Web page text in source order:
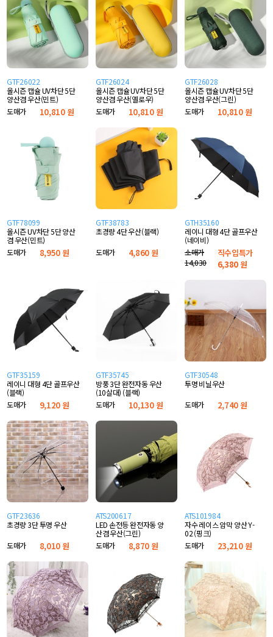
GTF26022
올시즌 캡슐 UV차단 5단
양산겸 우산(민트)
도매가
10,810 원
GTF26024
올시즌 캡슐 UV차단 5단
양산겸 우산(옐로우)
도매가
10,810 원
GTF26028
올시즌 캡슐 UV차단 5단
양산겸 우산(그린)
도매가
10,810 원
GTF78099
올시즌 UV차단 5단 양산
겸 우산(민트)
도매가
8,950 원
GTF38783
초경량 4단 우산(블랙)
도매가
4,860 원
GTH35160
레이니 대형 4단 골프우산
(네이비)
소매가
14,030
직수입특가
6,380원
GTF35159
레이니 대형 4단 골프우산
(블랙)
도매가
9,120 원
GTF35745
방풍 3단 완전자동 우산
(10살대) (블랙)
도매가
10,130 원
GTF30548
투명 비닐우산
도매가
2,740 원
GTF23636
초경량 3단 투명 우산
도매가
8,010 원
ATS200617
LED 손전등 완전자동 양
산겸 우산(그린)
도매가
8,870 원
ATS101984
자수 레이스 암막 양산 Y-
02 (핑크)
도매가
23,210 원